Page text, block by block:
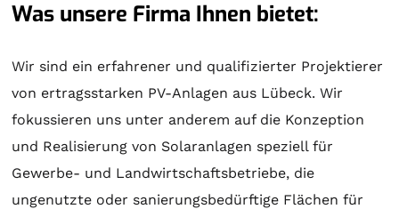
Was unsere Firma Ihnen bietet:
Wir sind ein erfahrener und qualifizierter Projektierer
von ertragsstarken PV-Anlagen aus Lübeck. Wir
fokussieren uns unter anderem auf die Konzeption
und Realisierung von Solaranlagen speziell für
Gewerbe- und Landwirtschaftsbetriebe, die
ungenutzte oder sanierungsbedürftige Flächen für